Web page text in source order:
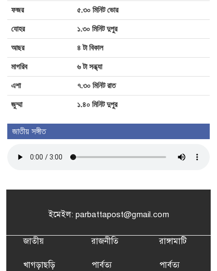
তাজা
রামগড়ে বন্যায় ক্ষতিগ্রস্তদের মাঝে
মৎস্য খাদ্য বিতরণ
ফজর ৫.৩০ মিনিট ভোর
যোহর ১.৩০ মিনিট দুপুর
আছর ৪ টা বিকাল
মাগরিব ৬ টা সন্ধ্যা
এশা ৭.৩০ মিনিট রাত
জুম্মা ১.৪০ মিনিট দুপুর
জাতীয় সঙ্গীত
ইমেইল: parbattapost@gmail.com
জাতীয় রাজনীতি রাঙ্গামাটি
খাগড়াছড়ি
পার্বত্য
পার্বত্য